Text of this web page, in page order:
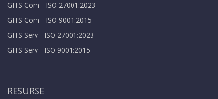
GITS Com - ISO 27001:2023
GITS Com - ISO 9001:2015
GITS Serv - ISO 27001:2023
GITS Serv - ISO 9001:2015
RESURSE